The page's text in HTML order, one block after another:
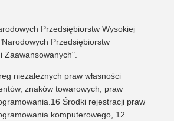
Przedsiębiorstw Wysokiej
Przedsiębiorstw
Zaawansowanych".
niezależnych praw własności
znaków towarowych, praw
Środki rejestracji praw
komputerowego, 12